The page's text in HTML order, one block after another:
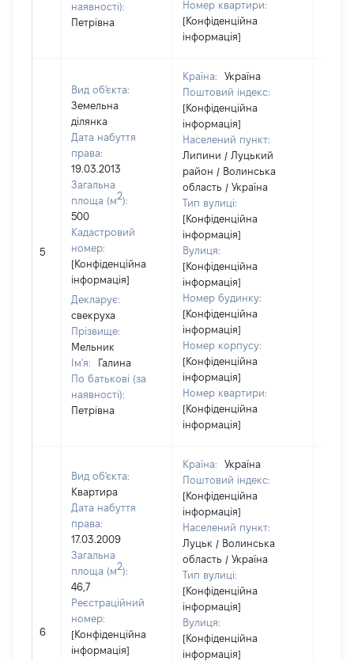
наявності):
Петрівна
Номер квартири:
[Конфіденційна
інформація]
5
Вид об'єкта:
Земельна
ділянка
Дата набуття
права:
19.03.2013
Загальна
площа (м2):
500
Кадастровий
номер:
[Конфіденційна
інформація]
Декларує:
свекруха
Прізвище:
Мельник
Ім'я:
Галина
По батькові (за
наявності):
Петрівна
Країна:
Україна
Поштовий індекс:
[Конфіденційна
інформація]
Населений пункт:
Липини / Луцький
район / Волинська
область / Україна
Тип вулиці:
[Конфіденційна
інформація]
Вулиця:
[Конфіденційна
інформація]
Номер будинку:
[Конфіденційна
інформація]
Номер корпусу:
[Конфіденційна
інформація]
Номер квартири:
[Конфіденційна
інформація]
6
Вид об'єкта:
Квартира
Дата набуття
права:
17.03.2009
Загальна
площа (м2):
46,7
Реєстраційний
номер:
[Конфіденційна
інформація]
Країна:
Україна
Поштовий індекс:
[Конфіденційна
інформація]
Населений пункт:
Луцьк / Волинська
область / Україна
Тип вулиці:
[Конфіденційна
інформація]
Вулиця:
[Конфіденційна
інформація]